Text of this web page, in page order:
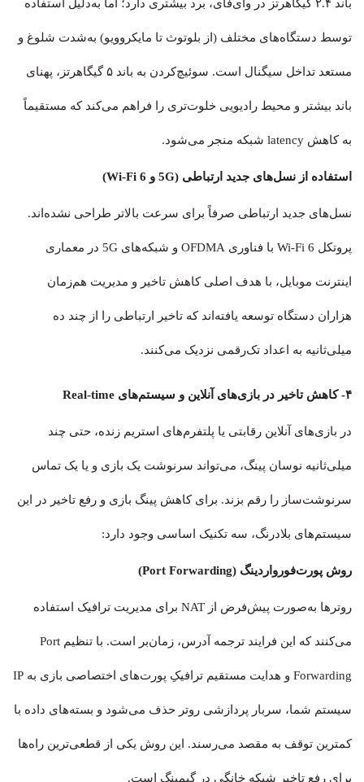
باند ۲.۴ گیگاهرتز در وای‌فای، برد بیشتری دارد؛ اما به‌دلیل استفاده
توسط دستگاه‌های مختلف (از بلوتوث تا مایکروویو) به‌شدت شلوغ و
مستعد تداخل سیگنال است. سوئیچ‌کردن به باند ۵ گیگاهرتز، پهنای
باند بیشتر و محیط رادیویی خلوت‌تری را فراهم می‌کند که مستقیماً
به کاهش latency شبکه منجر می‌شود.
استفاده از نسل‌های جدید ارتباطی (5G و Wi-Fi 6)
نسل‌های جدید ارتباطی صرفاً برای سرعت بالاتر طراحی نشده‌اند.
پروتکل Wi-Fi 6 با فناوری OFDMA و شبکه‌های 5G در معماری
اینترنت موبایل، با هدف اصلی کاهش تاخیر و مدیریت هم‌زمان
هزاران دستگاه توسعه یافته‌اند که تاخیر ارتباطی را از چند ده
میلی‌ثانیه به اعداد تک‌رقمی نزدیک می‌کنند.
۴- کاهش تاخیر در بازی‌های آنلاین و سیستم‌های Real-time
در بازی‌های آنلاین رقابتی یا پلتفرم‌های استریم زنده، حتی چند
میلی‌ثانیه نوسان پینگ، می‌تواند سرنوشت یک بازی و یا یک تماس
سرنوشت‌ساز را رقم بزند. برای کاهش پینگ بازی و رفع تاخیر در این
سیستم‌های بلادرنگ، سه تکنیک اساسی وجود دارد:
روش پورت‌فورواردینگ (Port Forwarding)
روترها به‌صورت پیش‌فرض از NAT برای مدیریت ترافیک استفاده
می‌کنند که این فرایند ترجمه آدرس، زمان‌بر است. با تنظیم Port
Forwarding و هدایت مستقیم ترافیکِ پورت‌های اختصاصی بازی به IP
سیستم شما، سربار پردازشی روتر حذف می‌شود و بسته‌های داده با
کمترین توقف به مقصد می‌رسند. این روش یکی از قطعی‌ترین راه‌ها
برای رفع تاخیر شبکه خانگی در گیمینگ است.